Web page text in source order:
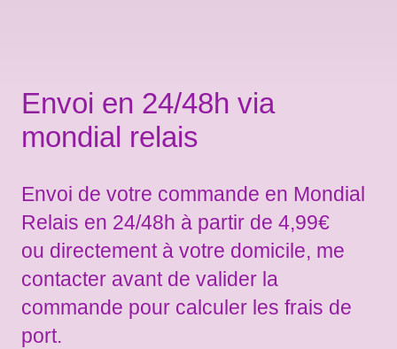
Envoi en 24/48h via
mondial relais
Envoi de votre commande en Mondial
Relais en 24/48h à partir de 4,99€
ou directement à votre domicile, me
contacter avant de valider la
commande pour calculer les frais de
port.